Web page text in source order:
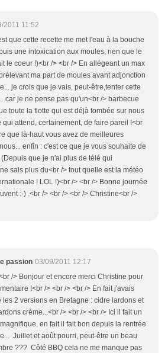
2011 11:52
que cette recette me met l'eau à la bouche
une intoxication aux moules, rien que le
le coeur !)<br /> <br /> En allégeant un max
ma part de moules avant adjonction
je crois que je vais, peut-être,tenter cette
car je ne pense pas qu'un<br /> barbecue
toute la flotte qui est déjà tombée sur nous
qui attend, certainement, de faire pareil !<br
que là-haut vous avez de meilleures
enfin : c'est ce que je vous souhaite de
que je n'ai plus de télé qui
sais plus du<br /> tout quelle est la météo
! LOL !)<br /> <br /> Bonne journée
:-) .<br /> <br /> <br /> Christine<br />
passion 03/09/2011 12:17
/> Bonjour et encore merci Christine pour
!<br /> <br /> <br /> En fait j'avais
les 2 versions en Bretagne : cidre lardons et
crème...<br /> <br /> <br /> Ici il fait un
en fait il fait bon depuis la rentrée
Juillet et août pourri, peut-être un beau
??? Côté BBQ cela ne me manque pas